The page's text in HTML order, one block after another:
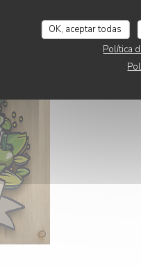
OK, aceptar todas
Política